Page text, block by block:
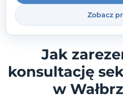
ale mogę obiecać,
Zobacz
Jak
konsultację
w